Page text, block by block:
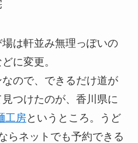
は軒並み無理っぽいの
に変更。
ので、できるだけ道が
つけたのが、香川県に
工房というところ。うど
らネットでも予約できる